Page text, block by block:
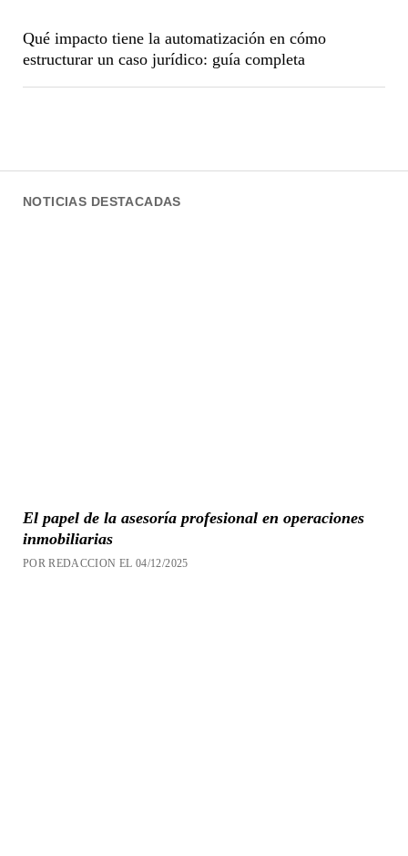
NOTICIAS DESTACADAS
El papel de la asesoría profesional en operaciones
inmobiliarias
POR REDACCION EL 04/12/2025
Qué impacto tiene la automatización en cómo
estructurar un caso jurídico: guía completa